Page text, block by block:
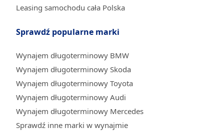
Leasing samochodu cała Polska
Sprawdź popularne marki
Wynajem długoterminowy BMW
Wynajem długoterminowy Skoda
Wynajem długoterminowy Toyota
Wynajem długoterminowy Audi
Wynajem długoterminowy Mercedes
Sprawdź inne marki w wynajmie